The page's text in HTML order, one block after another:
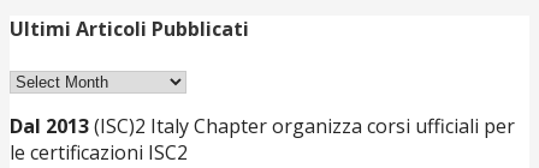
Ultimi Articoli Pubblicati
Ultimi
Pubblicati
Dal 2013(ISC)2 Italy Chapter organizza corsi ufficiali per
le certificazioni ISC2